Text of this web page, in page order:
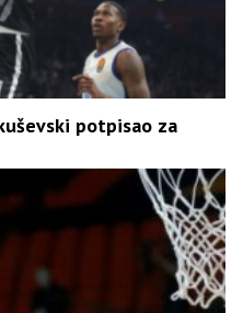
potpisao za